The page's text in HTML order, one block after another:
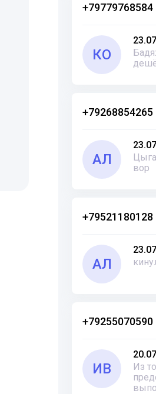
+79779768584
КО
+79268854265
АЛ
вор
+79521180128
АЛ
+79255070590
ИВ
Из